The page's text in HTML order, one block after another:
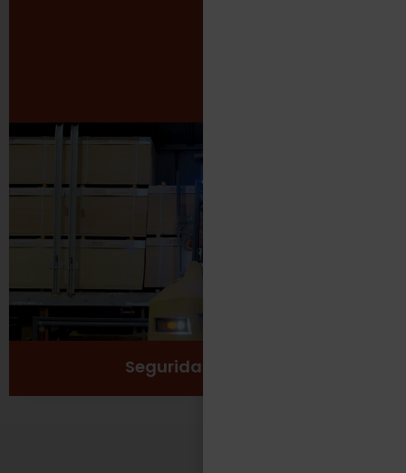
Seguridad Laboral
Seguridad Laboral
Ver más